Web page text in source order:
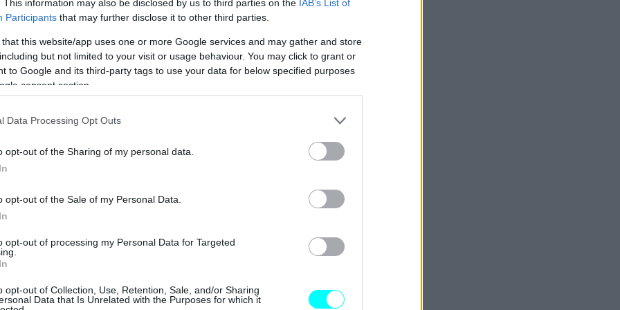
This information may also be disclosed by us to third parties on the IAB’s List of
Participants that may further disclose it to other third parties.
that this website/app uses one or more Google services and may gather and store
but not limited to your visit or usage behaviour. You may click to grant or
to Google and its third-party tags to use your data for below specified purposes
consent section.
Data Processing Opt Outs
opt-out of the Sharing of my personal data.
opt-out of the Sale of my Personal Data.
opt-out of processing my Personal Data for Targeted
opt-out of Collection, Use, Retention, Sale, and/or Sharing
Data that Is Unrelated with the Purposes for which it
της γερμανικής φίρμας, τα μελλοντικά μοντέλα
αυτού του κλιματισμού ή των αλάρμ.